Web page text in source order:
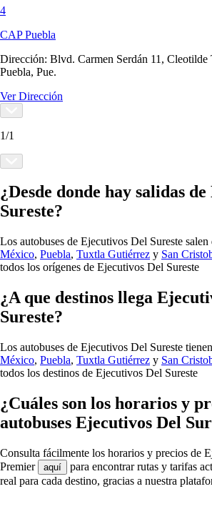
4
CAP Puebla
Dirección: Blvd. Carmen Serdán 11, Cleotilde
Puebla, Pue.
Ver Dirección
1/1
¿Desde donde hay salidas
Sureste?
Los autobuses de Ejecutivos Del Sureste salen
México, Puebla, Tuxtla Gutiérrez y San
todos los orígenes de Ejecutivos Del Sureste
¿A que destinos llega
Sureste?
Los autobuses de Ejecutivos Del Sureste
México, Puebla, Tuxtla Gutiérrez y San
todos los destinos de Ejecutivos Del Sureste
¿Cuáles son los horarios y
autobuses Ejecutivos Del
Consulta fácilmente los horarios y precios de
Premier
aquí
para encontrar rutas y tarifas
real para cada destino, gracias a nuestra